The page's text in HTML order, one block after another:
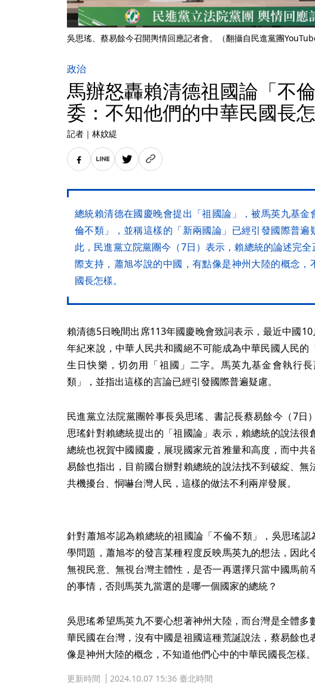
吳思瑤、蔡易餘今召開輿情回應記者會。（翻攝自民進黨團
政治
馬辦怒轟賴清德祖國論「不
委：不知他們的中華民國長
記者 ｜ 林妏緹
總統賴清德在國慶晚會提出「祖國論」，被馬英九基金
倫不類」，並稱這樣的「新兩國論」已經引發國際普遍
此，民進黨立院黨團今（7日）表示，賴總統的論述完
際支持，蕭旭岑說的中國，有點像是神州大陸的概念，
國長怎樣。
賴清德5日晚間出席113年國慶晚會致詞表示，最近中國
年紀來說，中華人民共和國絕不可能成為中華民國人民的
生日快樂，切勿用「祖國」二字。馬英九基金會執行
類」，並指出這樣的言論已經引發國際普遍疑慮。
民進黨立法院黨團幹事長吳思瑤、書記長蔡易餘今（7日
思瑤針對賴總統提出的「祖國論」表示，賴總統的說法很
總統也祝賀中國國慶，展現國家元首雅量和高度，而中共
易餘也指出，目前國台辦對賴總統的說法找不到破綻、無
共機擾台、恫嚇台灣人民，這樣的做法不利兩岸發展。
針對蕭旭岑認為賴總統的祖國論「不倫不類」，吳思瑤
學問題，蕭旭岑的發言某種程度反映馬英九的想法，因此
無視民意、無視台灣主體性，是否一再選擇只當中國馬前
的事情，否則馬英九當選的是哪一個國家的總統？
吳思瑤希望馬英九不要心想著神州大陸，而台灣是全體多
華民國在台灣，沒有中國是祖國這種荒誕說法，蔡易餘也
像是神州大陸的概念，不知道他們心中的中華民國長怎樣。
更新時間 2024.10.07 15:36 臺北時間